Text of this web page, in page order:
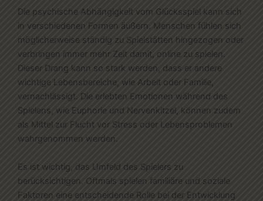
Die psychische Abhängigkeit vom Glücksspiel kann sich
in verschiedenen Formen äußern. Menschen fühlen sich
möglicherweise ständig zu Spielstätten hingezogen oder
verbringen immer mehr Zeit damit, online zu spielen.
Dieser Drang kann so stark werden, dass er andere
wichtige Lebensbereiche, wie Arbeit oder Familie,
vernachlässigt. Die erlebten Emotionen während des
Spielens, wie Euphorie und Nervenkitzel, können zudem
als Mittel zur Flucht vor Stress oder Lebensproblemen
wahrgenommen werden.
Es ist wichtig, das Umfeld des Spielers zu
berücksichtigen. Oftmals spielen familiäre und soziale
Faktoren eine entscheidende Rolle bei der Entwicklung